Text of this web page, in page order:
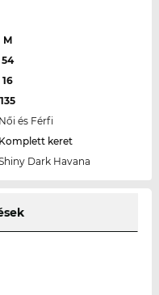
M
54
16
135
Női és Férfi
Komplett keret
Dark Havana